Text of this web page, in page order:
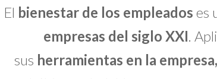
El bienestar de los empleados es
empresas del siglo XXI.
sus herramientas en la empresa,